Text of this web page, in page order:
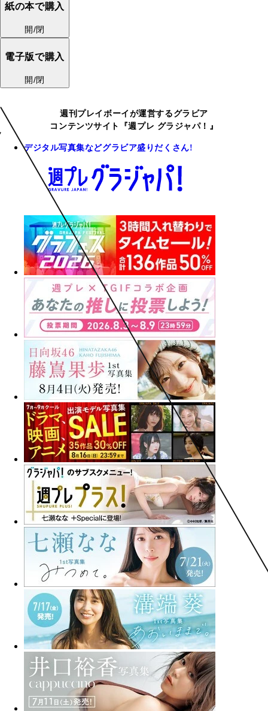
紙の本で購入
開/閉
電子版で購入
開/閉
週刊プレイボーイが運営するグラビア
コンテンツサイト『週プレ グラジャパ！』
デジタル写真集などグラビア盛りだくさん!